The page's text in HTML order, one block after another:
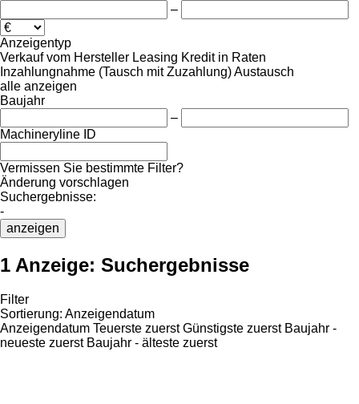
–
Anzeigentyp
Verkauf vom Hersteller Leasing Kredit in Raten
Inzahlungnahme (Tausch mit Zuzahlung)Austausch
alle anzeigen
Baujahr
–
Machineryline ID
Vermissen Sie bestimmte Filter?
Änderung vorschlagen
Suchergebnisse:
-
anzeigen
1 Anzeige: Suchergebnisse
Filter
Sortierung: Anzeigendatum
Anzeigendatum Teuerste zuerst Günstigste zuerst Baujahr -
neueste zuerst Baujahr - älteste zuerst